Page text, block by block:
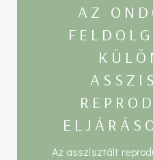
AZ
Az asszisztált